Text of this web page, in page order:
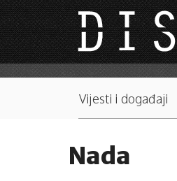
Skip to main content
Main menu
Vijesti i događaji
Nada